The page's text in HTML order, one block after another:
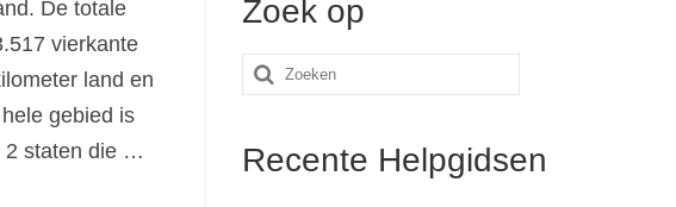
De totale
vierkante
land en
gebied is
2 staten die …
Zoek op
Zoeken
Recente Helpgidsen